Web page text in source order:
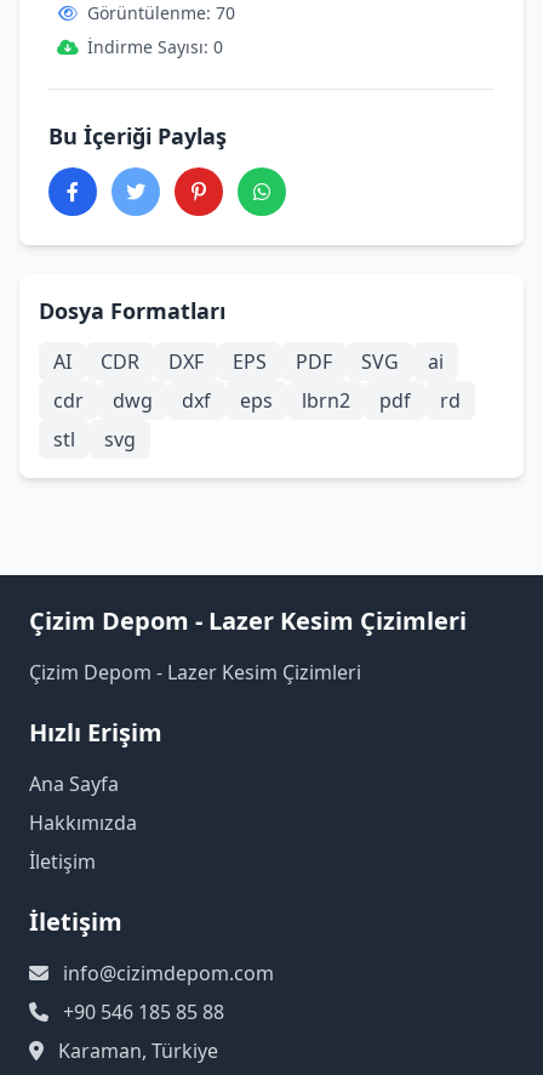
Dosya Formatları
AI CDR DXF EPS PDF SVG
ai
cdr
dwg dxf eps lbrn2 pdf
rd
stl
svg
Görüntülenme: 70
İndirme Sayısı: 0
Bu İçeriği Paylaş
Çizim Depom - Lazer Kesim Çizimleri
Çizim Depom - Lazer Kesim Çizimleri
Hızlı Erişim
Ana Sayfa
Hakkımızda
İletişim
İletişim
info@cizimdepom.com
+90 546 185 85 88
Karaman, Türkiye